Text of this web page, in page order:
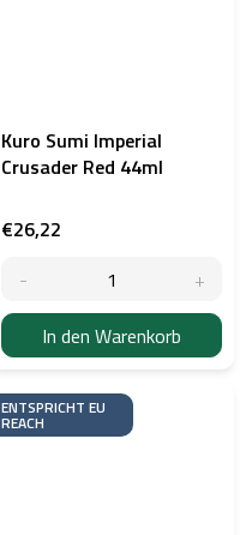
Kuro Sumi Imperial
Crusader Red 44ml
€26,22
In den Warenkorb
ENTSPRICHT EU
REACH